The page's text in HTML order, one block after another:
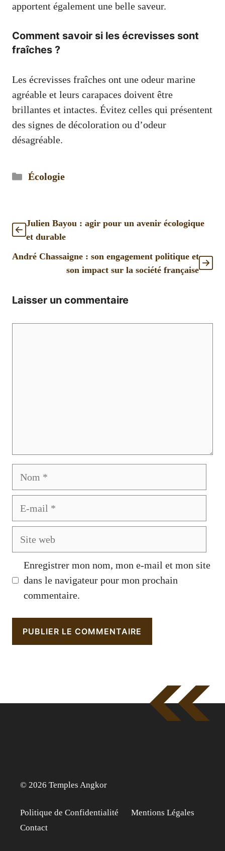
apportent également une belle saveur.
Comment savoir si les écrevisses sont
fraîches ?
Les écrevisses fraîches ont une odeur marine
agréable et leurs carapaces doivent être
brillantes et intactes. Évitez celles qui présentent
des signes de décoloration ou d’odeur
désagréable.
Catégories
Écologie
Julien Bayou : agir pour un avenir écologique
et durable
André Chassaigne : son engagement politique et
son impact sur la société française
Laisser un commentaire
Enregistrer mon nom, mon e-mail et mon site
dans le navigateur pour mon prochain
commentaire.
© 2026 Temples Angkor
Politique de Confidentialité
Mentions Légales
Contact